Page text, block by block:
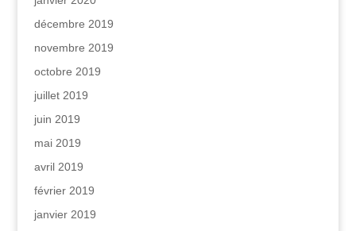
décembre 2019
novembre 2019
octobre 2019
juillet 2019
juin 2019
mai 2019
avril 2019
février 2019
janvier 2019